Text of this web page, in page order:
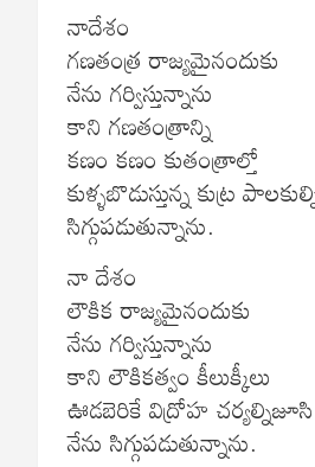
నాదేశం
గణతంత్ర రాజ్యమైనందుకు
నేను గర్విస్తున్నాను
కాని గణతంత్రాన్ని
కణం కణం కుతంత్రాల్తో
కుళ్ళబొడుస్తున్న కుట్ర
సిగ్గుపడుతున్నాను.
నా దేశం
లౌకిక రాజ్యమైనందుకు
నేను గర్విస్తున్నాను
కాని లౌకికత్వం కీలుక్కీలు
ఊడబెరికే విద్రోహ చర్యల్నిజూసి
నేను సిగ్గుపడుతున్నాను.